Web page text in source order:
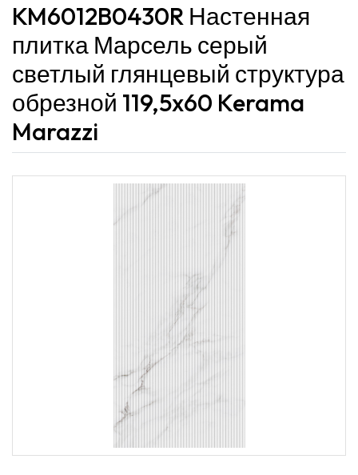
KM6012B0430R Настенная
плитка Марсель серый
светлый глянцевый структура
обрезной 119,5x60 Kerama
Marazzi